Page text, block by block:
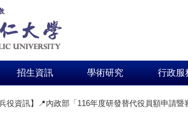
招生資訊 學術研究 行政服
兵役資訊】📍內政部「116年度研發替代役員額申請